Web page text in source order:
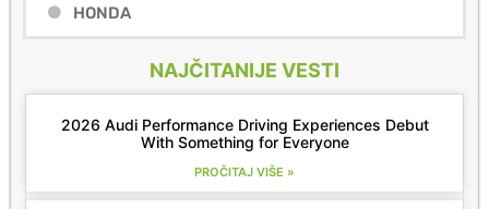
HONDA
NAJČITANIJE VESTI
2026 Audi Performance Driving Experiences Debut
With Something for Everyone
PROČITAJ VIŠE »